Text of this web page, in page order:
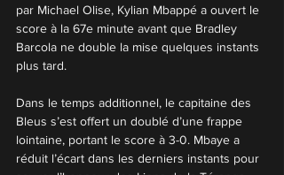
par Michael Olise, Kylian Mbappé a ouvert le
score à la 67e minute avant que Bradley
Barcola ne double la mise quelques instants
plus tard.
Dans le temps additionnel, le capitaine des
Bleus s’est offert un doublé d’une frappe
lointaine, portant le score à 3-0. Mbaye a
réduit l’écart dans les derniers instants pour